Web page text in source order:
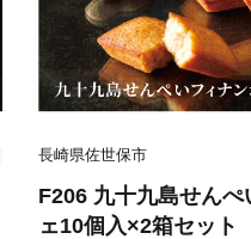
長崎県佐世保市
F206 九十九島せん
ェ10個入×2箱セット